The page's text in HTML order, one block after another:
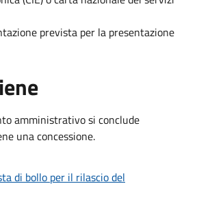
prevista per la presentazione
amministrativo si conclude
una concessione.
di bollo per il rilascio del